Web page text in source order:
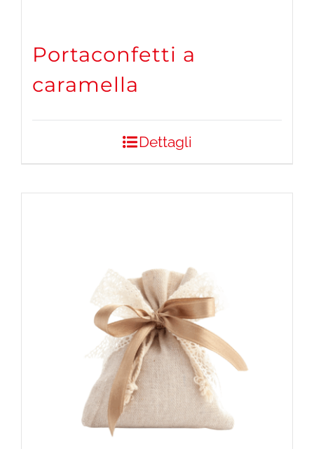
Portaconfetti a
caramella
Dettagli